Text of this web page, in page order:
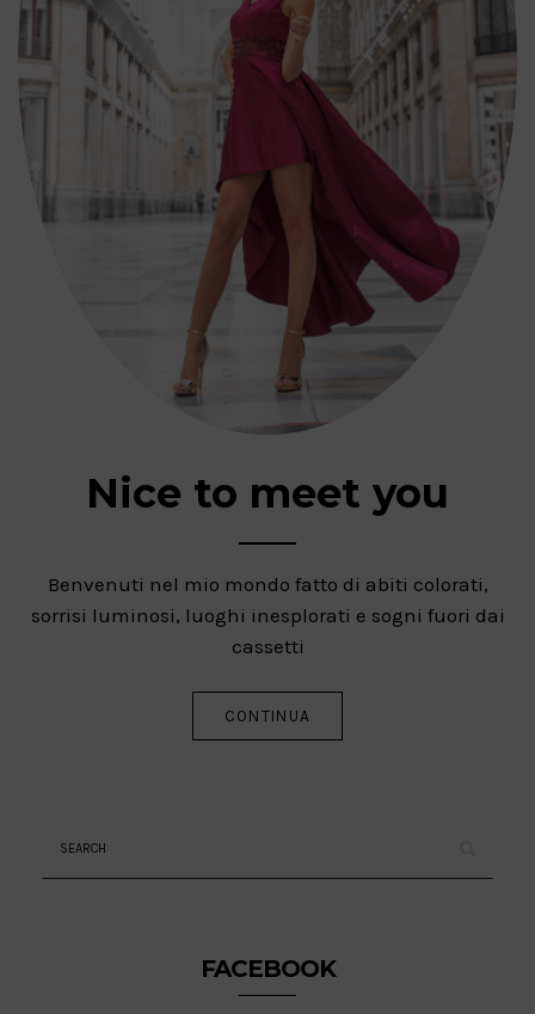
Nice to meet you
Benvenuti nel mio mondo fatto di abiti colorati,
sorrisi luminosi, luoghi inesplorati e sogni fuori dai
cassetti
CONTINUA
FACEBOOK